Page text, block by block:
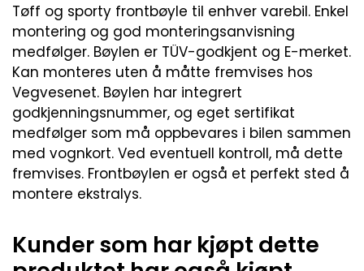
Tøff og sporty frontbøyle til enhver varebil. Enkel
montering og god monteringsanvisning
medfølger. Bøylen er TÜV-godkjent og E-merket.
Kan monteres uten å måtte fremvises hos
Vegvesenet. Bøylen har integrert
godkjenningsnummer, og eget sertifikat
medfølger som må oppbevares i bilen sammen
med vognkort. Ved eventuell kontroll, må dette
fremvises. Frontbøylen er også et perfekt sted å
montere ekstralys.
Kunder som har kjøpt dette